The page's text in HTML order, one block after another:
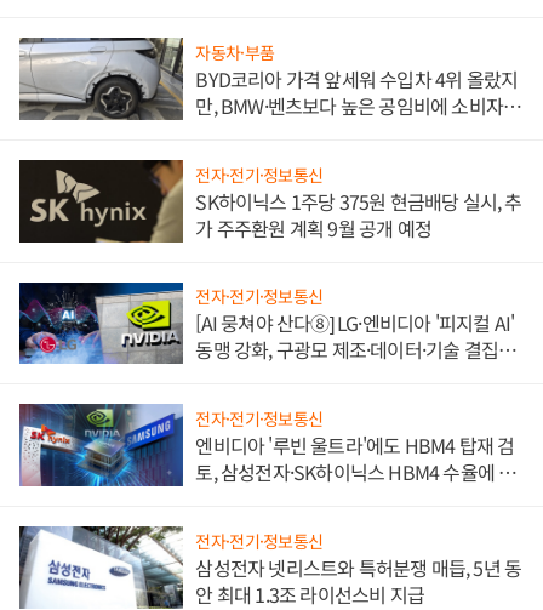
자동차·부품
BYD코리아 가격 앞세워 수입차 4위 올랐지
만, BMW·벤츠보다 높은 공임비에 소비자
전자·전기·정보통신
SK하이닉스 1주당 375원 현금배당 실시, 추
가 주주환원 계획 9월 공개 예정
전자·전기·정보통신
[AI 뭉쳐야 산다⑧] LG·엔비디아 '피지컬 AI'
동맹 강화, 구광모 제조·데이터·기술 결집
전자·전기·정보통신
엔비디아 '루빈 울트라'에도 HBM4 탑재 검
토, 삼성전자·SK하이닉스 HBM4 수율에 주
전자·전기·정보통신
삼성전자 넷리스트와 특허분쟁 매듭, 5년 동
안 최대 1.3조 라이선스비 지급